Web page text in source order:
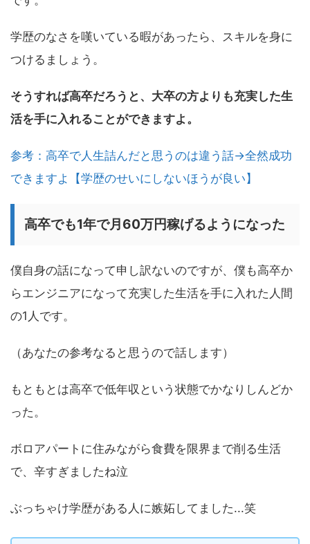
学歴のなさを嘆いている暇があったら、スキルを身に
つけるましょう。
そうすれば高卒だろうと、大卒の方よりも充実した生
活を手に入れることができますよ。
参考：高卒で人生詰んだと思うのは違う話→全然成功
できますよ【学歴のせいにしないほうが良い】
高卒でも1年で月60万円稼げるようになった
僕自身の話になって申し訳ないのですが、僕も高卒か
らエンジニアになって充実した生活を手に入れた人間
の1人です。
（あなたの参考なると思うので話します）
もともとは高卒で低年収という状態でかなりしんどか
った。
ボロアパートに住みながら食費を限界まで削る生活
で、辛すぎましたね泣
ぶっちゃけ学歴がある人に嫉妬してました...笑